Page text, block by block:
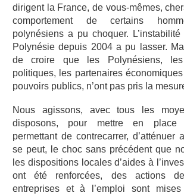
dirigent la France, de vous-mêmes,
comportement de certains
polynésiens a pu choquer.
Polynésie depuis 2004 a pu lasser.
de croire que les Polynésiens, les
politiques, les partenaires
pouvoirs publics, n’ont pas pris la
Nous agissons, avec tous les
disposons, pour mettre en place
permettant de contrecarrer, d’atténuer
se peut, le choc sans précédent que
les dispositions locales d’aides à
ont été renforcées, des actions
entreprises et à l’emploi sont